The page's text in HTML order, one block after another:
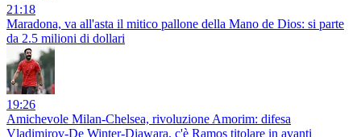
21:18
Maradona, va all'asta il mitico pallone della Mano de Dios: si parte
da 2.5 milioni di dollari
19:26
Amichevole Milan-Chelsea, rivoluzione Amorim: difesa
Vladimirov-De Winter-Diawara, c'è Ramos titolare in avanti